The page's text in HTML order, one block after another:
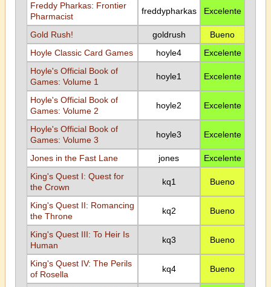
Freddy Pharkas: Frontier
Pharmacist
freddypharkas Excelente
Gold Rush! goldrush
Bueno
Hoyle Classic Card Games
hoyle4
Excelente
Hoyle's Official Book of
Games: Volume 1
hoyle1 Excelente
Hoyle's Official Book of
Games: Volume 2
hoyle2 Excelente
Hoyle's Official Book of
Games: Volume 3
hoyle3 Excelente
Jones in the Fast Lane jones
Excelente
King's Quest I: Quest for
the Crown
kq1 Bueno
King's Quest II: Romancing
the Throne
kq2 Bueno
King's Quest III: To Heir Is
Human
kq3 Bueno
King's Quest IV: The Perils
of Rosella
kq4 Bueno